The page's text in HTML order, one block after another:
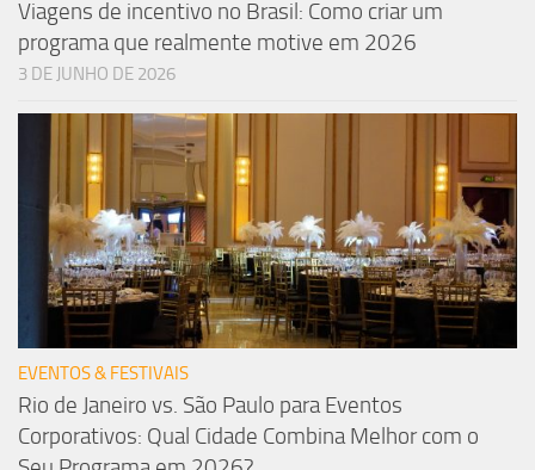
Viagens de incentivo no Brasil: Como criar um
programa que realmente motive em 2026
3 DE JUNHO DE 2026
EVENTOS & FESTIVAIS
Rio de Janeiro vs. São Paulo para Eventos
Corporativos: Qual Cidade Combina Melhor com o